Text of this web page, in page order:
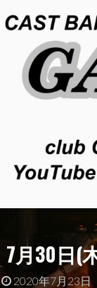
7月30日(
2020年7月23日